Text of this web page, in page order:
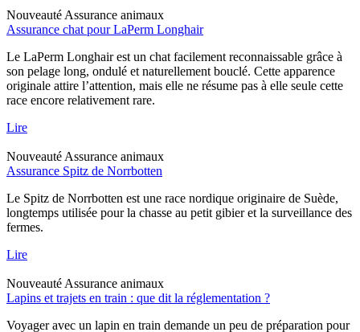
Nouveauté Assurance animaux
Assurance chat pour LaPerm Longhair
Le LaPerm Longhair est un chat facilement reconnaissable grâce à
son pelage long, ondulé et naturellement bouclé. Cette apparence
originale attire l’attention, mais elle ne résume pas à elle seule cette
race encore relativement rare.
Lire
Nouveauté Assurance animaux
Assurance Spitz de Norrbotten
Le Spitz de Norrbotten est une race nordique originaire de Suède,
longtemps utilisée pour la chasse au petit gibier et la surveillance des
fermes.
Lire
Nouveauté Assurance animaux
Lapins et trajets en train : que dit la réglementation ?
Voyager avec un lapin en train demande un peu de préparation pour